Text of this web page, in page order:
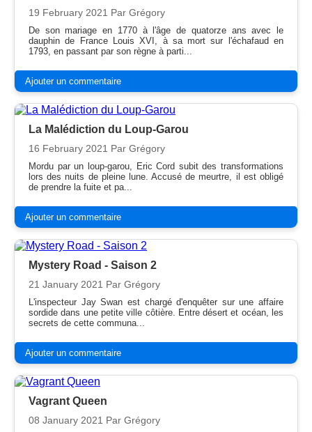
19 February 2021 Par Grégory
De son mariage en 1770 à l'âge de quatorze ans avec le
dauphin de France Louis XVI, à sa mort sur l'échafaud en
1793, en passant par son règne à parti...
Ajouter un commentaire
La Malédiction du Loup-Garou
16 February 2021 Par Grégory
Mordu par un loup-garou, Eric Cord subit des transformations
lors des nuits de pleine lune. Accusé de meurtre, il est obligé
de prendre la fuite et pa...
Ajouter un commentaire
Mystery Road - Saison 2
21 January 2021 Par Grégory
L'inspecteur Jay Swan est chargé d'enquêter sur une affaire
sordide dans une petite ville côtière. Entre désert et océan, les
secrets de cette communa...
Ajouter un commentaire
Vagrant Queen
08 January 2021 Par Grégory